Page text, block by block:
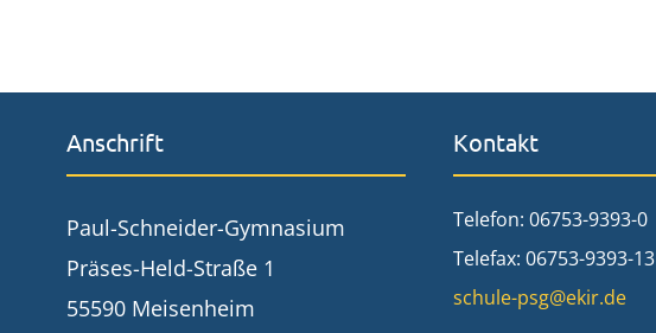
Anschrift
Paul-Schneider-Gymnasium
Präses-Held-Straße 1
55590 Meisenheim
Kontakt
Telefon: 06753-9393-0
Telefax: 06753-9393-13
schule-psg@ekir.de